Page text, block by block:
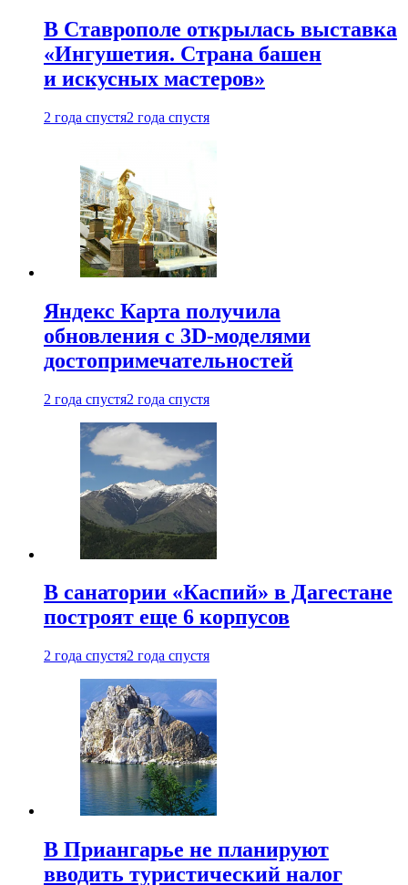
В Ставрополе открылась выставка
«Ингушетия. Страна башен
и искусных мастеров»
2 года спустя2 года спустя
Яндекс Карта получила
обновления с 3D-моделями
достопримечательностей
2 года спустя2 года спустя
В санатории «Каспий» в Дагестане
построят еще 6 корпусов
2 года спустя2 года спустя
В Приангарье не планируют
вводить туристический налог